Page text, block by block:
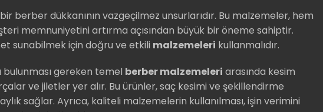
berber dükkanının vazgeçilmez unsurlarıdır. Bu malzemeler, hem
memnuniyetini artırma açısından büyük bir öneme sahiptir.
sunabilmek için doğru ve etkili malzemeleri kullanmalıdır.
gereken temel berber malzemeleri arasında kesim
ve jiletler yer alır. Bu ürünler, saç kesimi ve şekillendirme
sağlar. Ayrıca, kaliteli malzemelerin kullanılması, işin verimini